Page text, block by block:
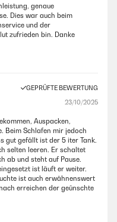
genaue
Dies war auch beim
und der
zufrieden bin. Danke
GEPRÜFTE BEWERTUNG
23/10/2025
Auspacken,
Beim Schlafen mir jedoch
gut gefällt ist der 5 iter Tank.
selten leeren. Er schaltet
ab und steht auf Pause.
ist läuft er weiter.
ist auch erwähnenswert
erreichen der geünschte